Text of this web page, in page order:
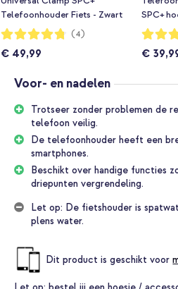
Telefoonhouder Fiets - Zwart
Waardering:
95%
(4)
€ 49,99
SPC+
93%
€
Voor- en nadelen
Trotseer zonder problemen de
telefoon veilig.
De telefoonhouder heeft een
smartphones.
Beschikt over handige functies
driepunten vergrendeling.
Let op: De fietshouder is
plens water.
Dit product is geschikt voor